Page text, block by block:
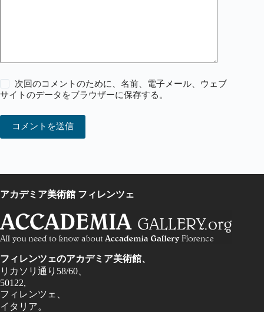
次回のコメントのために、名前、電子メール、ウェブ
サイトのデータをブラウザーに保存する。
コメントを送信
アカデミア美術館 フィレンツェ
フィレンツェのアカデミア美術館、
リカソリ通り58/60、
50122,
フィレンツェ、
イタリア。